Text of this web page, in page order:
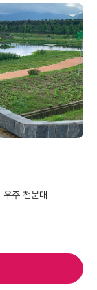
주 천문대